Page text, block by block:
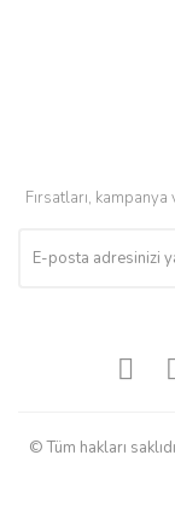
Fırsatları,
© Tüm hakları